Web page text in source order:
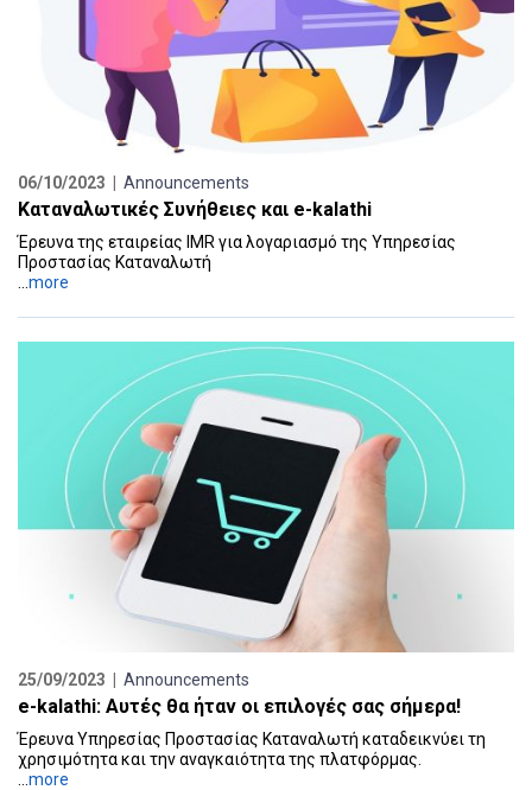
06/10/2023 | Announcements
Καταναλωτικές Συνήθειες και e-kalathi
Έρευνα της εταιρείας IMR για λογαριασμό της Υπηρεσίας
Προστασίας Καταναλωτή
...more
25/09/2023 | Announcements
e-kalathi: Αυτές θα ήταν οι επιλογές σας σήμερα!
Έρευνα Υπηρεσίας Προστασίας Καταναλωτή καταδεικνύει τη
χρησιμότητα και την αναγκαιότητα της πλατφόρμας.
more